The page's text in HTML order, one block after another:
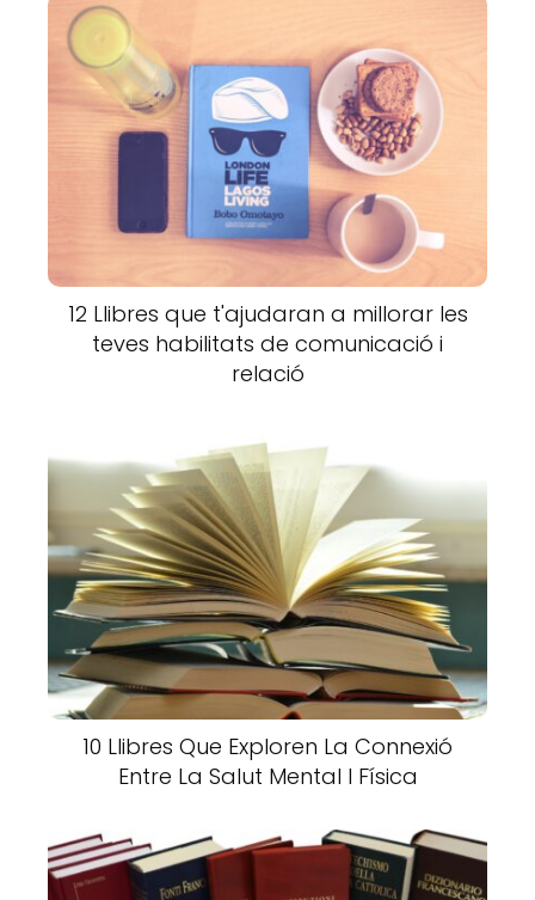
12 Llibres que t'ajudaran a millorar les
teves habilitats de comunicació i
relació
10 Llibres Que Exploren La Connexió
Entre La Salut Mental I Física